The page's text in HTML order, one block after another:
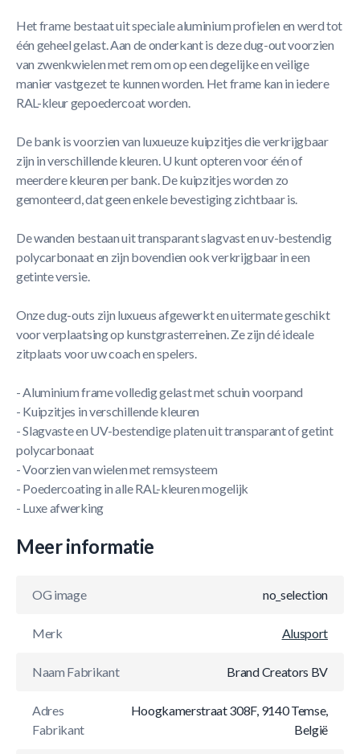
Het frame bestaat uit speciale aluminium profielen en werd tot
één geheel gelast. Aan de onderkant is deze dug-out voorzien
van zwenkwielen met rem om op een degelijke en veilige
manier vastgezet te kunnen worden. Het frame kan in iedere
RAL-kleur gepoedercoat worden.
De bank is voorzien van luxueuze kuipzitjes die verkrijgbaar
zijn in verschillende kleuren. U kunt opteren voor één of
meerdere kleuren per bank. De kuipzitjes worden zo
gemonteerd, dat geen enkele bevestiging zichtbaar is.
De wanden bestaan uit transparant slagvast en uv-bestendig
polycarbonaat en zijn bovendien ook verkrijgbaar in een
getinte versie.
Onze dug-outs zijn luxueus afgewerkt en uitermate geschikt
voor verplaatsing op kunstgrasterreinen. Ze zijn dé ideale
zitplaats voor uw coach en spelers.
- Aluminium frame volledig gelast met schuin voorpand
- Kuipzitjes in verschillende kleuren
- Slagvaste en UV-bestendige platen uit transparant of getint
polycarbonaat
- Voorzien van wielen met remsysteem
- Poedercoating in alle RAL-kleuren mogelijk
- Luxe afwerking
Meer informatie
OG image no_selection
Merk Alusport
Naam Fabrikant Brand Creators BV
Adres
Fabrikant
Hoogkamerstraat 308F, 9140 Temse,
België